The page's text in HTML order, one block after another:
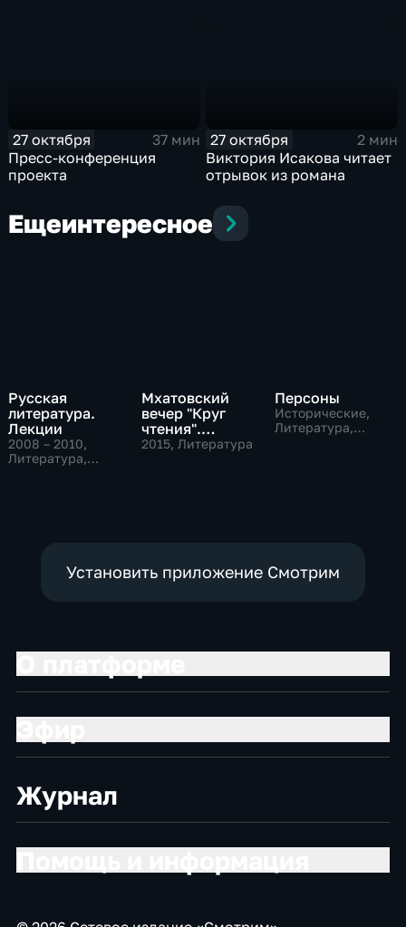
27 октября
37 мин
Пресс-конференция
проекта
27 октября
2 мин
Виктория Исакова читает
отрывок из романа
Ещеинтересное
Русская
литература.
Лекции
2008 – 2010,
Литература,
Мхатовский
вечер "Круг
чтения".
Церемония
2015, Литература
Персоны
Исторические,
Литература,
Установить приложение Смотрим
Журнал